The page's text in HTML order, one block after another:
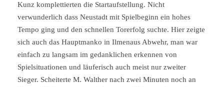
Kunz komplettierten die Startaufstellung. Nicht
verwunderlich dass Neustadt mit Spielbeginn ein hohes
Tempo ging und den schnellen Torerfolg suchte. Hier zeigte
sich auch das Hauptmanko in Ilmenaus Abwehr, man war
einfach zu langsam im gedanklichen erkennen von
Spielsituationen und läuferisch auch meist nur zweiter
Sieger. Scheiterte M. Walther nach zwei Minuten noch an